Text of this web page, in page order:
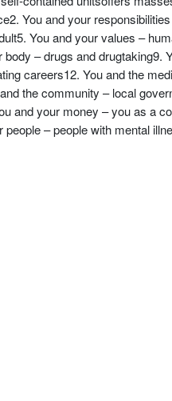
You and your
You and your values –
– drugs and
careers12. You and the
the community – local
and your money – you as a
– people with mental